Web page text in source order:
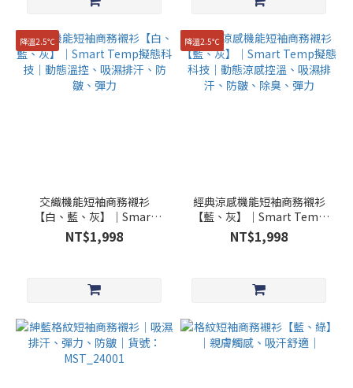
降溫2.5℃
交織機能短袖商務襯衫
【白、藍、灰】│Smart
Temp擬態科技│動態溫
控、吸濕排汗、防皺、彈力
NT$1,998
降溫2.5℃
經典涼感機能短袖商務襯衫
【藍、灰】│Smart Temp
擬態科技│動態涼感控溫、
吸濕排汗、防皺、除臭、彈
NT$1,998